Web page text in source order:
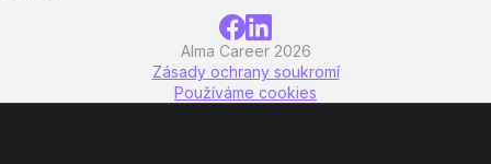
Alma Career 2026
Zásady ochrany soukromí
Používáme cookies